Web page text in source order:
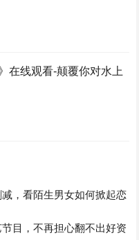
在线观看-颠覆你对水上
，看陌生男女如何掀起恋
目，不再担心翻不出好资